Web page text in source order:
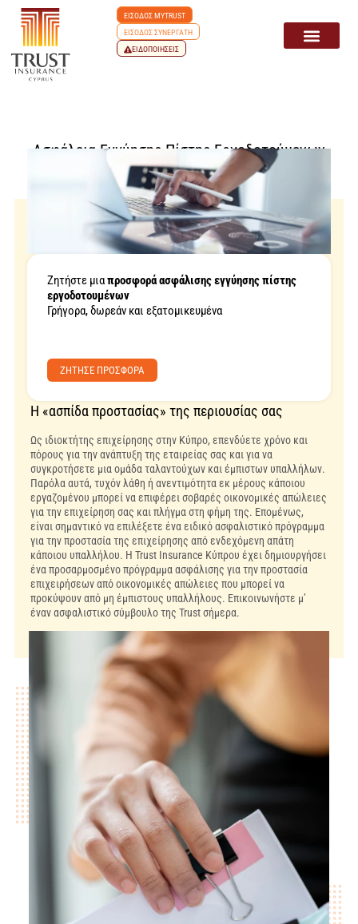
ΕΙΣΟΔΟΣ MYTRUST
ΕΙΣΟΔΟΣ ΣΥΝΕΡΓΑΤΗ
ΕΙΔΟΠΟΙΗΣΕΙΣ
Ασφάλεια Εγγύησης Πίστης Εργοδοτούμενων
Ζητήστε μιαπροσφορά ασφάλισης εγγύησης πίστης
εργοδοτουμένων
Γρήγορα, δωρεάν και εξατομικευμένα
ZΗΤΗΣΕ ΠΡΟΣΦΟΡΑ
Η «ασπίδα προστασίας» της περιουσίας σας
Ως ιδιοκτήτης επιχείρησης στην Κύπρο, επενδύετε χρόνο και
πόρους για την ανάπτυξη της εταιρείας σας και για να
συγκροτήσετε μια ομάδα ταλαντούχων και έμπιστων υπαλλήλων.
Παρόλα αυτά, τυχόν λάθη ή ανεντιμότητα εκ μέρους κάποιου
εργαζομένου μπορεί να επιφέρει σοβαρές οικονομικές απώλειες
για την επιχείρηση σας και πλήγμα στη φήμη της. Επομένως,
είναι σημαντικό να επιλέξετε ένα ειδικό ασφαλιστικό πρόγραμμα
για την προστασία της επιχείρησης από ενδεχόμενη απάτη
κάποιου υπαλλήλου. Η Trust Insurance Κύπρου έχει δημιουργήσει
ένα προσαρμοσμένο πρόγραμμα ασφάλισης για την προστασία
επιχειρήσεων από οικονομικές απώλειες που μπορεί να
προκύψουν από μη έμπιστους υπαλλήλους. Επικοινωνήστε μ’
έναν ασφαλιστικό σύμβουλο της Trust σήμερα.